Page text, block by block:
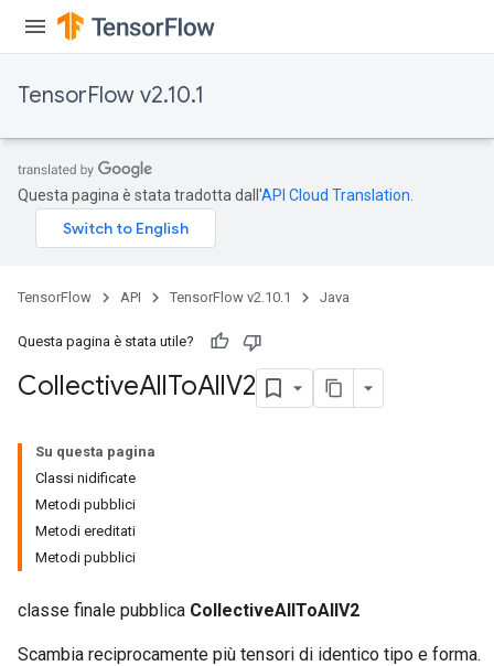
TensorFlow v2.10.1
Questa pagina è stata tradotta dall'API Cloud Translation
TensorFlow API TensorFlow v2.10.1 Java
Questa pagina è stata utile?
CollectiveAllToAllV2
Su questa pagina
Classi nidificate
Metodi pubblici
Metodi ereditati
Metodi pubblici
classe finale pubblica CollectiveAllToAllV2
Scambia reciprocamente più tensori di identico tipo e forma.